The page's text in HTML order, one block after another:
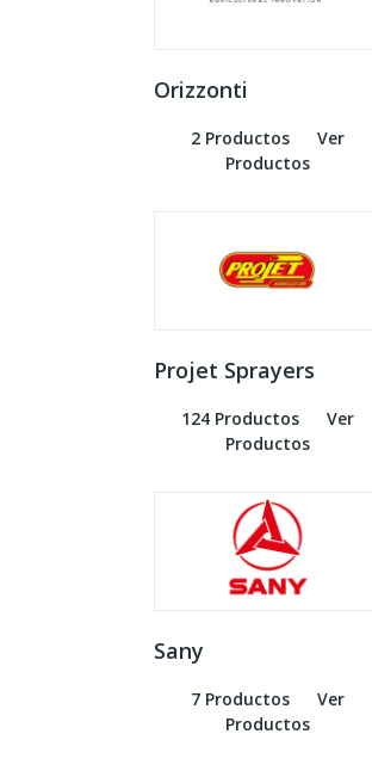
Orizzonti
2 Productos
Ver
Productos
Projet Sprayers
124 Productos
Ver
Productos
Sany
7 Productos
Ver
Productos